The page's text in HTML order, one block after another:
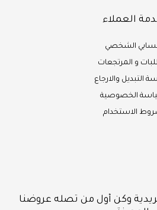
العملاء
الشخصي
و المرتجعات
التبديل والارجاع
الخصوصية
الاستخدام
وكن أول من تصله عروضنا